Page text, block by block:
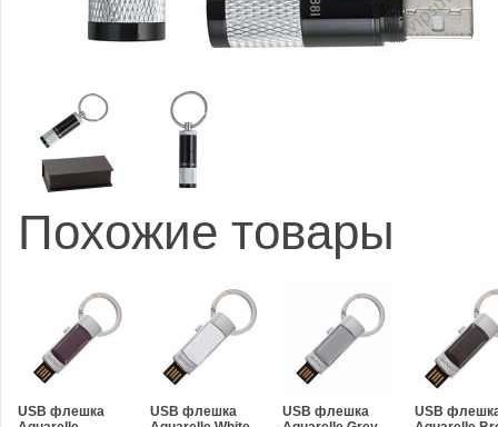
Похожие товары
USB флешка
USB флешка
USB флешка
USB